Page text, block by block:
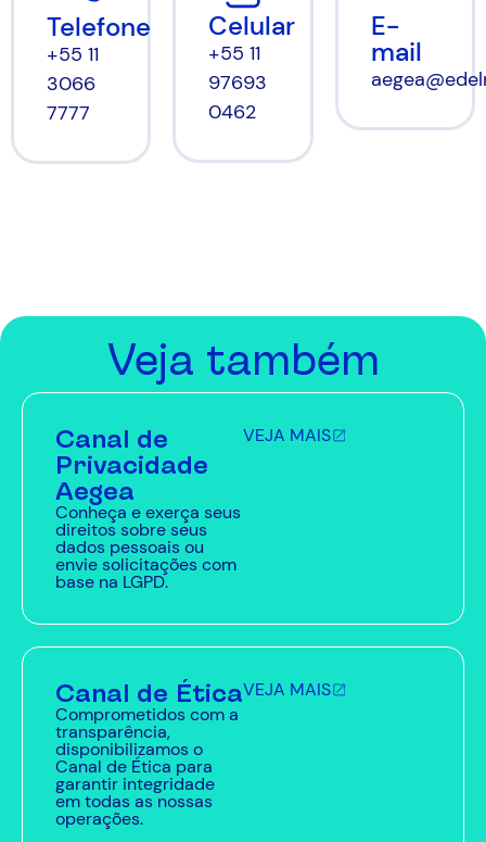
Telefone
+55 11
3066
7777
Celular
+55 11
97693
0462
E-
mail
Veja também
Canal de
Privacidade
Aegea
Conheça e exerça seus
direitos sobre seus
dados pessoais ou
envie solicitações com
base na LGPD.
VEJA MAIS
Canal de Ética
Comprometidos com a
transparência,
disponibilizamos o
Canal de Ética para
garantir integridade
em todas as nossas
operações.
VEJA MAIS